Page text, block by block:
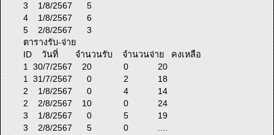
3 1/8/2567 5
4 1/8/2567 6
5 2/8/2567 3
ตารางรับ-จ่าย
ID วันที่ จำนวนรับ จำนวนจ่าย คงเหลือ
1 30/7/2567 20 0 20
1 31/7/2567 0 2 18
2 1/8/2567 0 4 14
2 2/8/2567 10 0 24
3 1/8/2567 0 5 19
3 2/8/2567 5 0 ....